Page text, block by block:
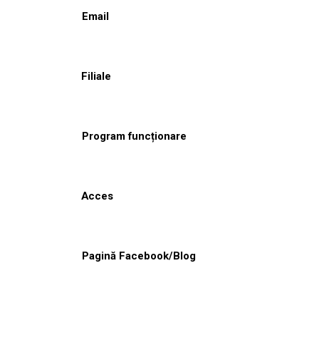
Email
Filiale
Program funcționare
Acces
Pagină Facebook/Blog